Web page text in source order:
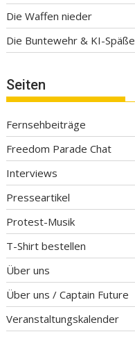
Die Waffen nieder
Die Buntewehr & KI-Späße
Seiten
Fernsehbeiträge
Freedom Parade Chat
Interviews
Presseartikel
Protest-Musik
T-Shirt bestellen
Über uns
Über uns / Captain Future
Veranstaltungskalender